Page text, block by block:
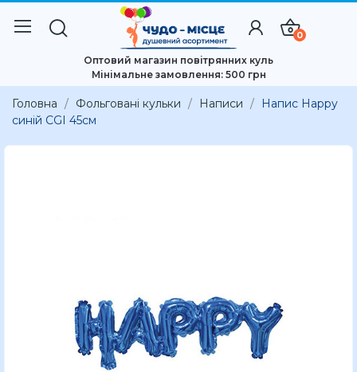
0
Оптовий магазин повітрянних куль
Мінімальне замовлення: 500 грн
Головна Фольговані кульки Написи
Напис Happy
синій CGI 45см